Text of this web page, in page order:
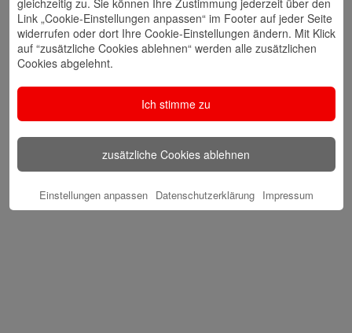
Archiv Bläck Fööss
Die Bläck Fööss gehören zu Köln wie der Dom im
Hintergrund.
Link „Cookie-Einstellungen anpassen“ im Footer auf jeder Seite
widerrufen oder dort Ihre Cookie-Einstellungen ändern. Mit Klick
auf “zusätzliche Cookies ablehnen“ werden alle zusätzlichen
Cookies abgelehnt.
Ich stimme zu
zusätzliche Cookies ablehnen
Einstellungen anpassen Datenschutzerklärung Impressum